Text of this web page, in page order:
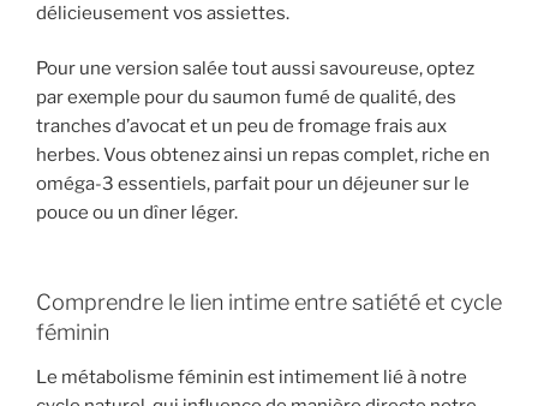
délicieusement vos assiettes.
Pour une version salée tout aussi savoureuse, optez
par exemple pour du saumon fumé de qualité, des
tranches d’avocat et un peu de fromage frais aux
herbes. Vous obtenez ainsi un repas complet, riche en
oméga-3 essentiels, parfait pour un déjeuner sur le
pouce ou un dîner léger.
Comprendre le lien intime entre satiété et cycle
féminin
Le métabolisme féminin est intimement lié à notre